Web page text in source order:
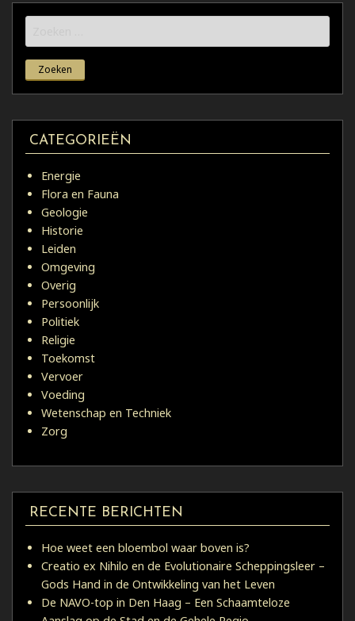
naar:
CATEGORIEËN
Energie
Flora en Fauna
Geologie
Historie
Leiden
Omgeving
Overig
Persoonlijk
Politiek
Religie
Toekomst
Vervoer
Voeding
Wetenschap en Techniek
Zorg
RECENTE BERICHTEN
Hoe weet een bloembol waar boven is?
Creatio ex Nihilo en de Evolutionaire Scheppingsleer –
Gods Hand in de Ontwikkeling van het Leven
De NAVO-top in Den Haag – Een Schaamteloze